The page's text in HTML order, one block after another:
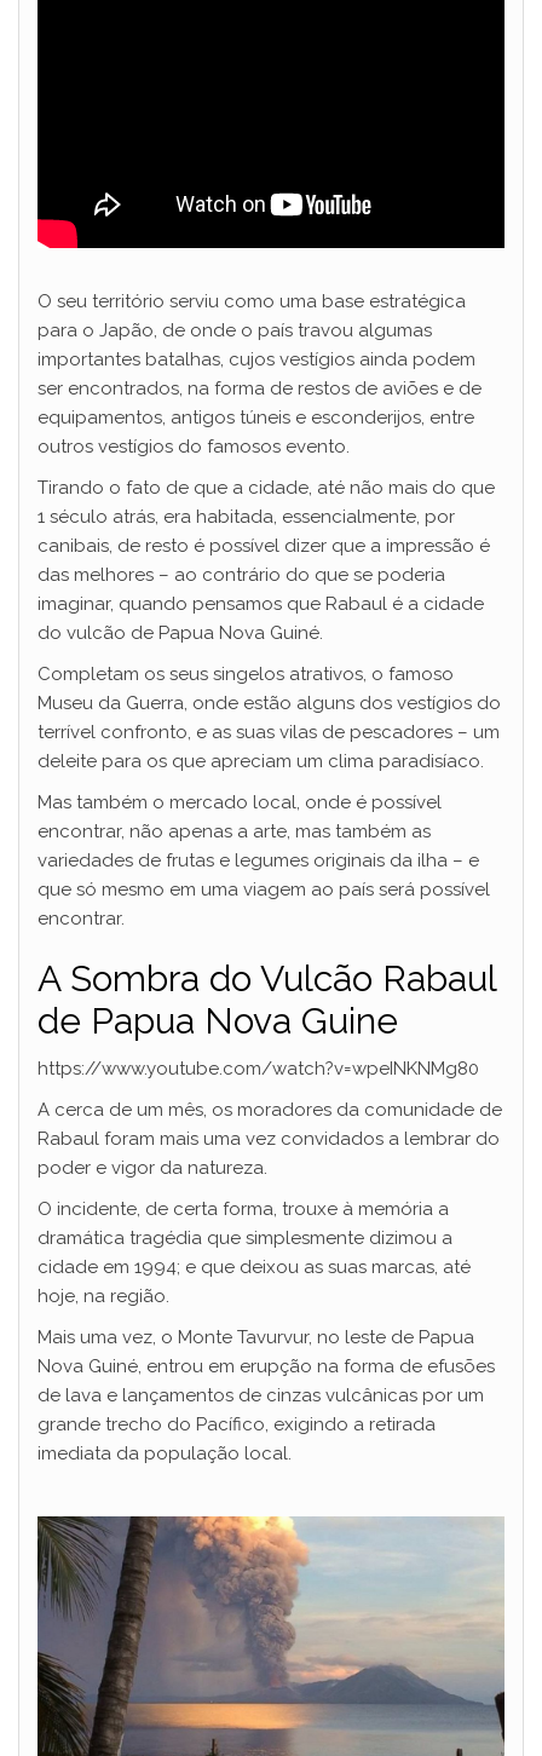
O seu território serviu como uma base estratégica
para o Japão, de onde o país travou algumas
importantes batalhas, cujos vestígios ainda podem
ser encontrados, na forma de restos de aviões e de
equipamentos, antigos túneis e esconderijos, entre
outros vestígios do famosos evento.
Tirando o fato de que a cidade, até não mais do que
1 século atrás, era habitada, essencialmente, por
canibais, de resto é possível dizer que a impressão é
das melhores – ao contrário do que se poderia
imaginar, quando pensamos que Rabaul é a cidade
do vulcão de Papua Nova Guiné.
Completam os seus singelos atrativos, o famoso
Museu da Guerra, onde estão alguns dos vestígios do
terrível confronto, e as suas vilas de pescadores – um
deleite para os que apreciam um clima paradisíaco.
Mas também o mercado local, onde é possível
encontrar, não apenas a arte, mas também as
variedades de frutas e legumes originais da ilha – e
que só mesmo em uma viagem ao país será possível
encontrar.
A Sombra do Vulcão Rabaul
de Papua Nova Guine
https://www.youtube.com/watch?v=wpeINKNMg80
A cerca de um mês, os moradores da comunidade de
Rabaul foram mais uma vez convidados a lembrar do
poder e vigor da natureza.
O incidente, de certa forma, trouxe à memória a
dramática tragédia que simplesmente dizimou a
cidade em 1994; e que deixou as suas marcas, até
hoje, na região.
Mais uma vez, o Monte Tavurvur, no leste de Papua
Nova Guiné, entrou em erupção na forma de efusões
de lava e lançamentos de cinzas vulcânicas por um
grande trecho do Pacífico, exigindo a retirada
imediata da população local.